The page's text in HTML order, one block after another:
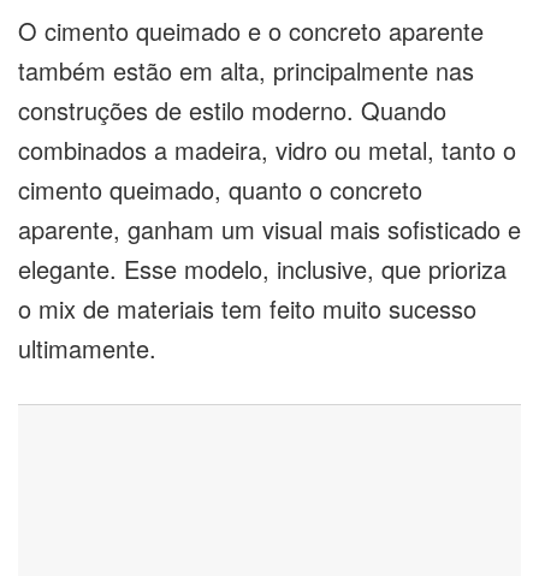
O cimento queimado e o concreto aparente
também estão em alta, principalmente nas
construções de estilo moderno. Quando
combinados a madeira, vidro ou metal, tanto o
cimento queimado, quanto o concreto
aparente, ganham um visual mais sofisticado e
elegante. Esse modelo, inclusive, que prioriza
o mix de materiais tem feito muito sucesso
ultimamente.